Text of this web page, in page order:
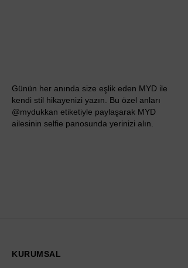
Günün her anında size eşlik eden MYD ile
kendi stil hikayenizi yazın. Bu özel anları
@mydukkan etiketiyle paylaşarak MYD
ailesinin selfie panosunda yerinizi alın.
KURUMSAL